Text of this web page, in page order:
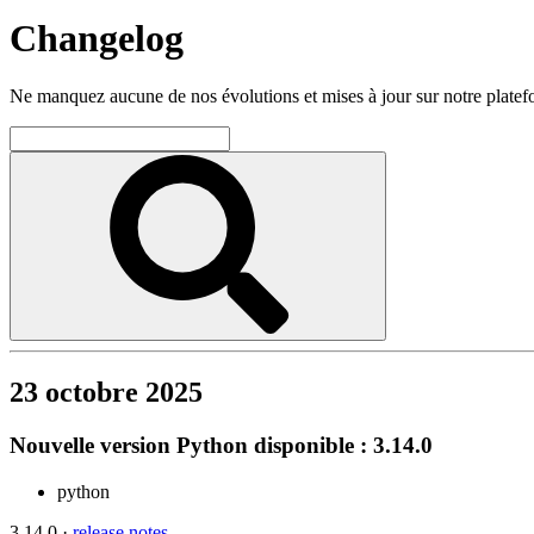
Changelog
Ne manquez aucune de nos évolutions et mises à jour sur notre
23 octobre 2025
Nouvelle version Python disponible : 3.14.0
python